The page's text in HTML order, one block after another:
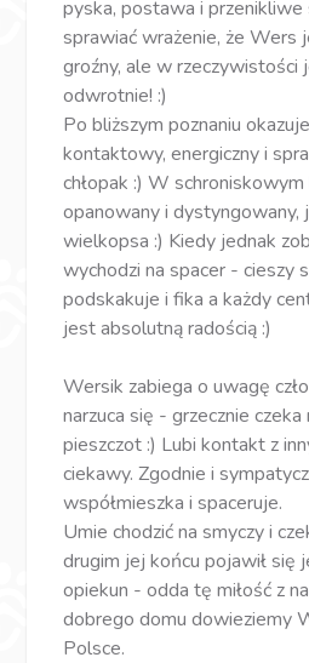
pyska, postawa i
sprawiać wrażenie, że Wers
groźny, ale w rzeczywistości
odwrotnie! :)
Po bliższym poznaniu
kontaktowy, energiczny i
chłopak :) W
opanowany i dystyngowany,
wielkopsa :) Kiedy jednak
wychodzi na spacer - cieszy
podskakuje i fika a każdy
jest absolutną radością :)
Wersik zabiega o uwagę
narzuca się - grzecznie
pieszczot :) Lubi kontakt z
ciekawy. Zgodnie i
współmieszka i spaceruje.
Umie chodzić na smyczy i
drugim jej końcu pojawił się
opiekun - odda tę miłość z
dobrego domu dowieziemy
Polsce.